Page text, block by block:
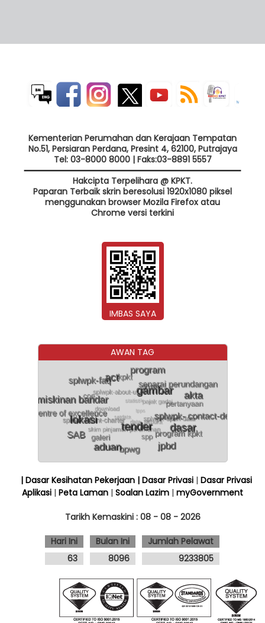
Kementerian Perumahan dan Kerajaan Tempatan
No.51, Persiaran Perdana, Presint 4, 62100, Putrajaya
Tel: 03-8000 8000 | Faks:03-8891 5557
Hakcipta Terpelihara @ KPKT.
Paparan Terbaik skrin beresolusi 1920x1080 piksel
menggunakan browser Mozila Firefox atau
Chrome versi terkini
IMBAS SAYA
AWAN TAG
| Dasar Kesihatan Pekerjaan | Dasar Privasi| Dasar Privasi
Aplikasi | Peta Laman | Soalan Lazim | myGovernment
Tarikh Kemaskini : 08 - 08 - 2026
Hari Ini
63
Bulan Ini
8096
Jumlah Pelawat
9233805